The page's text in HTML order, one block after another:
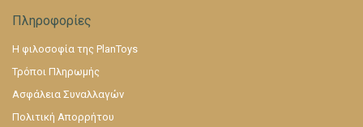
Πληροφορίες
Η φιλοσοφία της PlanToys
Τρόποι Πληρωμής
Ασφάλεια Συναλλαγών
Πολιτική Απορρήτου